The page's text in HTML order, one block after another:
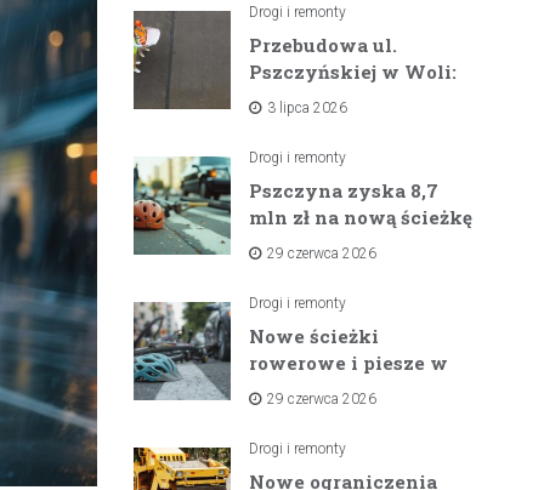
Drogi i remonty
Przebudowa ul.
Pszczyńskiej w Woli:
Wielka inwestycja
horyzoncie
3 lipca 2026
Drogi i remonty
Pszczyna zyska 8,7
mln zł na nową ścieżkę
rowerową między
29 czerwca 2026
Drogi i remonty
Nowe ścieżki
rowerowe i piesze w
gminach Suszec i
unijnemu wsparciu
29 czerwca 2026
Drogi i remonty
Nowe ograniczenia